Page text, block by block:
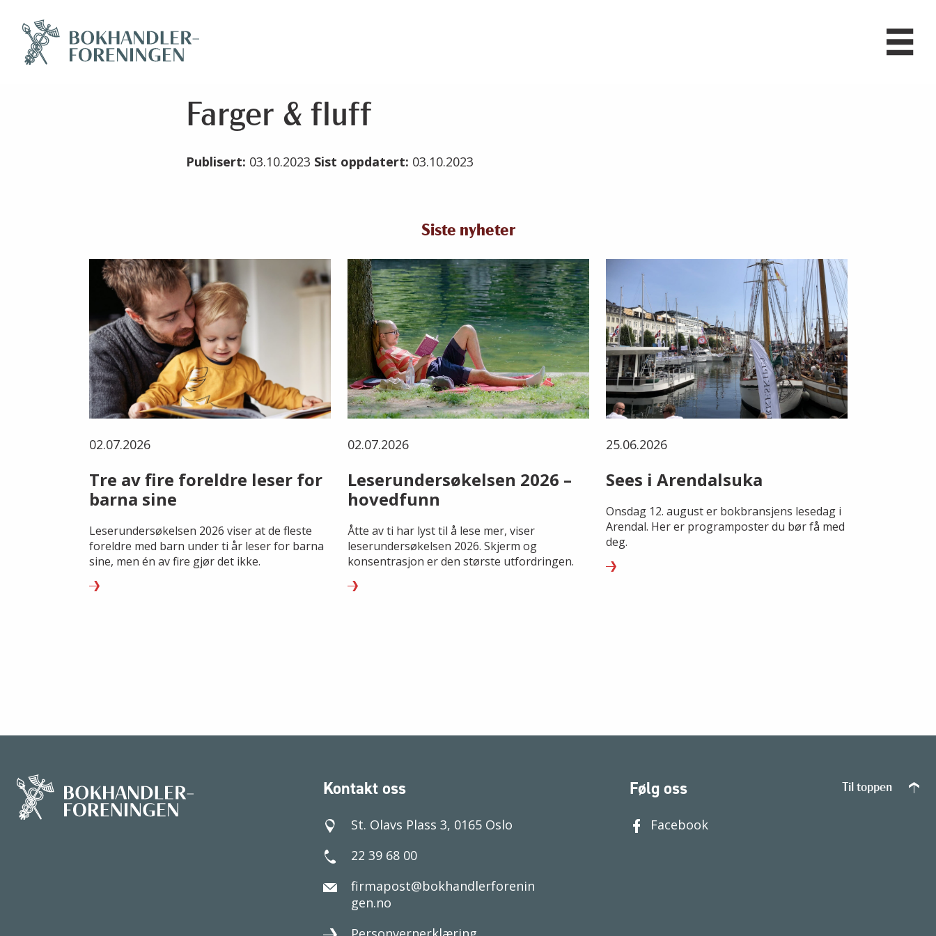
Farger & fluff
Publisert: 03.10.2023 Sist oppdatert: 03.10.2023
Siste nyheter
02.07.2026
Tre av fire foreldre leser for
barna sine
Leserundersøkelsen 2026 viser at de fleste
foreldre med barn under ti år leser for barna
sine, men én av fire gjør det ikke.
02.07.2026
Leserundersøkelsen 2026 –
hovedfunn
Åtte av ti har lyst til å lese mer, viser
leserundersøkelsen 2026. Skjerm og
konsentrasjon er den største utfordringen.
25.06.2026
Sees i Arendalsuka
Onsdag 12. august er bokbransjens lesedag i
Arendal. Her er programposter du bør få med
deg.
Kontakt oss
St. Olavs Plass 3, 0165 Oslo
22 39 68 00
firmapost@bokhandlerforenin
gen.no
Følg oss
Facebook
Til toppen